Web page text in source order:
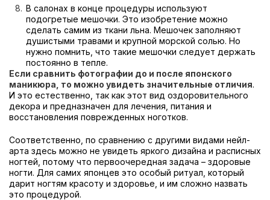
В салонах в конце процедуры используют
подогретые мешочки. Это изобретение можно
сделать самим из ткани льна. Мешочек заполняют
душистыми травами и крупной морской солью. Но
нужно помнить, что такие мешочки следует держать
постоянно в тепле.
Если сравнить фотографии до и после японского
маникюра, то можно увидеть значительные отличия.
И это естественно, так как этот вид оздоровительного
декора и предназначен для лечения, питания и
восстановления поврежденных ноготков.
Соответственно, по сравнению с другими видами нейл-
арта здесь можно не увидеть яркого дизайна и расписных
ногтей, потому что первоочередная задача – здоровые
ногти. Для самих японцев это особый ритуал, который
дарит ногтям красоту и здоровье, и им сложно назвать
это процедурой.